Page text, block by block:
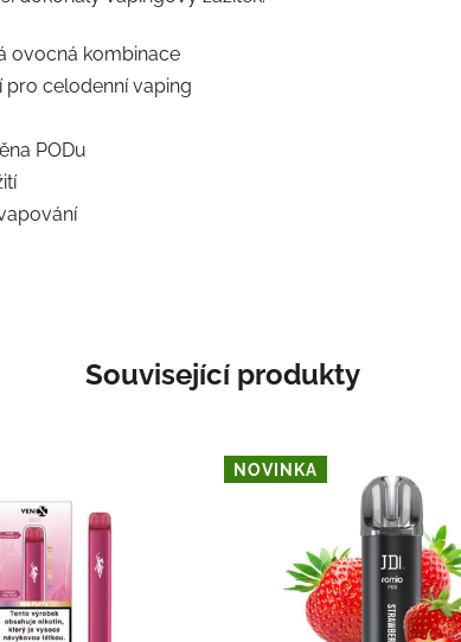
ovocná kombinace
pro celodenní vaping
PODu
Související produkty
NOVINKA